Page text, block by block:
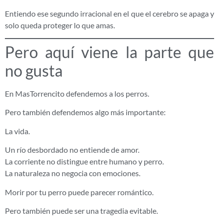
Entiendo ese segundo irracional en el que el cerebro se apaga y
solo queda proteger lo que amas.
Pero aquí viene la parte que
no gusta
En MasTorrencito defendemos a los perros.
Pero también defendemos algo más importante:
La vida.
Un río desbordado no entiende de amor.
La corriente no distingue entre humano y perro.
La naturaleza no negocia con emociones.
Morir por tu perro puede parecer romántico.
Pero también puede ser una tragedia evitable.